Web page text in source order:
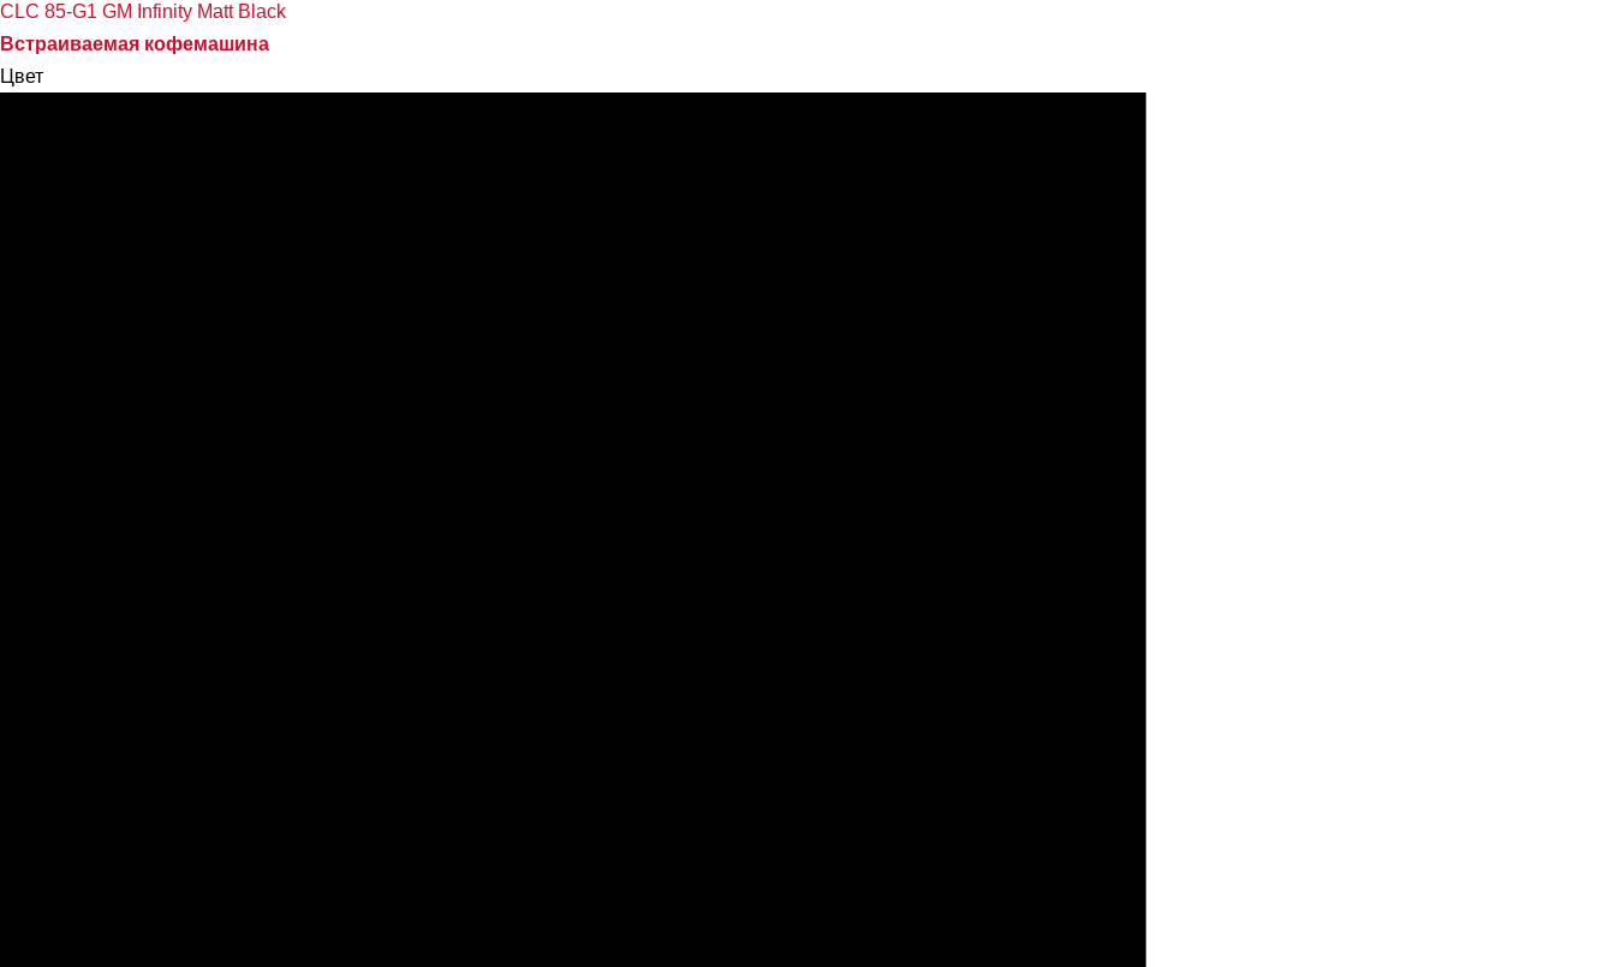
CLC 85-G1 GM Infinity Matt Black
Встраиваемая кофемашина
Цвет